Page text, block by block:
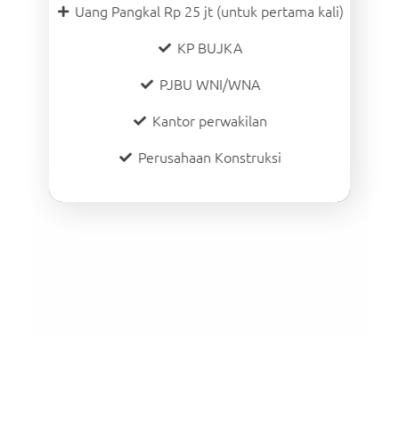
Uang Pangkal Rp 25 jt (untuk pertama kali)
KP BUJKA
PJBU WNI/WNA
Kantor perwakilan
Perusahaan Konstruksi